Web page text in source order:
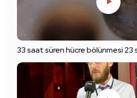
33 saat süren hücre bölünmesi 23